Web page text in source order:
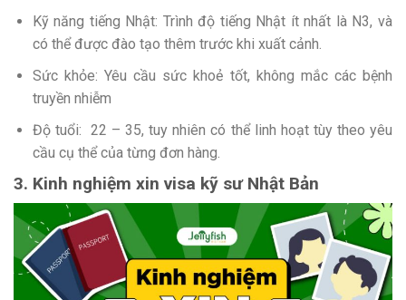
Kỹ năng tiếng Nhật: Trình độ tiếng Nhật ít nhất là N3, và
có thể được đào tạo thêm trước khi xuất cảnh.
Sức khỏe: Yêu cầu sức khoẻ tốt, không mắc các bệnh
truyền nhiễm
Độ tuổi: 22 – 35, tuy nhiên có thể linh hoạt tùy theo yêu
cầu cụ thể của từng đơn hàng.
3. Kinh nghiệm xin visa kỹ sư Nhật Bản